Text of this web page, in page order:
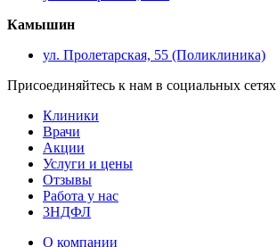
Камышин
ул. Пролетарская, 55 (Поликлиника)
Присоединяйтесь к нам в социальных сетях
Клиники
Врачи
Акции
Услуги и цены
Отзывы
Работа у нас
3НДФЛ
О компании